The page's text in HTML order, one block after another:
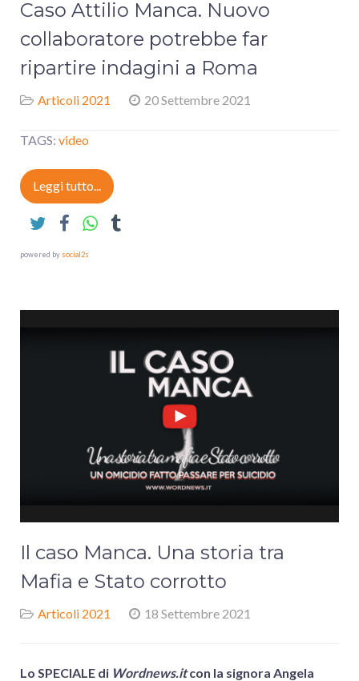
Caso Attilio Manca. Nuovo
collaboratore potrebbe far
ripartire indagini a Roma
Articoli 2021 20 Settembre 2021
TAGS: video
Leggi tutto...
powered by social2s
Il caso Manca. Una storia tra
Mafia e Stato corrotto
Articoli 2021 18 Settembre 2021
Lo SPECIALE di Wordnews.itcon la signora Angela